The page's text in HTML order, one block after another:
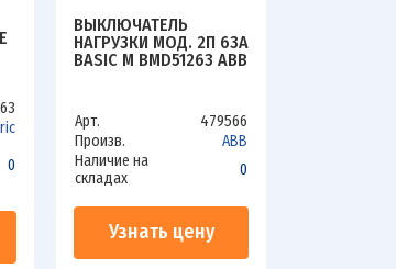
0
ВЫКЛЮЧАТЕЛЬ
НАГРУЗКИ МОД. 2П 63А
BASIC M BMD51263 ABB
Арт.
479566
Произв.
ABB
Наличие на
складах
0
Узнать цену